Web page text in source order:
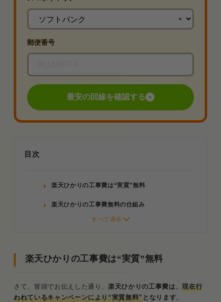
郵便番号
最安の回線を確認する
目次
楽天ひかりの工事費は“実質”無料
楽天ひかりの工事費無料の仕組み
適用条件は“楽天ひかりの新規お申し込み”だけで
工事費無料キャンペーンに潜む3つの落とし穴
楽天ひかりの工事費は“実質”無料
さて、冒頭でお伝えした通り、楽天ひかりの工事費は、現在行
われているキャンペーンにより“実質無料”となります。